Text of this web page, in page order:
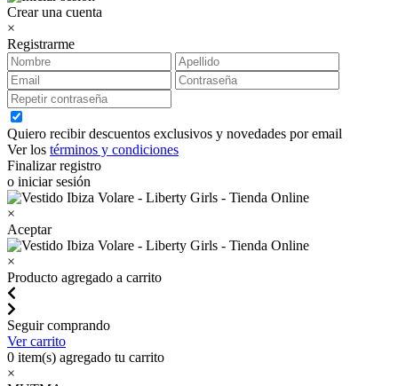
Crear una cuenta
×
Registrarme
Quiero recibir descuentos exclusivos y novedades por email
Ver los términos y condiciones
Finalizar registro
o iniciar sesión
×
Aceptar
×
Producto agregado a carrito
Seguir comprando
Ver carrito
0 item(s) agregado tu carrito
×